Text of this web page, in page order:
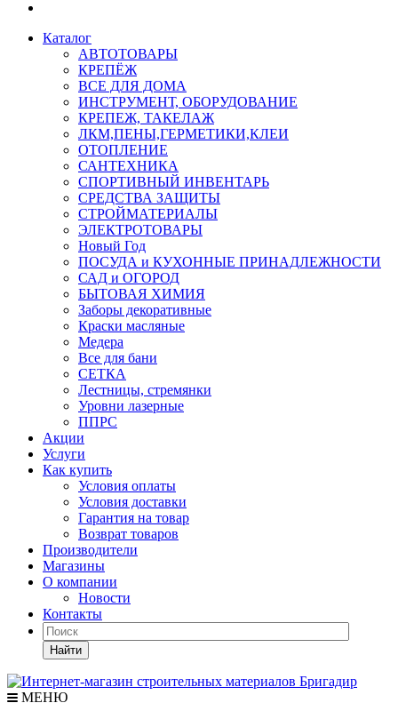
Каталог
АВТОТОВАРЫ
КРЕПЁЖ
ВСЕ ДЛЯ ДОМА
ИНСТРУМЕНТ, ОБОРУДОВАНИЕ
КРЕПЕЖ, ТАКЕЛАЖ
ЛКМ,ПЕНЫ,ГЕРМЕТИКИ,КЛЕИ
ОТОПЛЕНИЕ
САНТЕХНИКА
СПОРТИВНЫЙ ИНВЕНТАРЬ
СРЕДСТВА ЗАЩИТЫ
СТРОЙМАТЕРИАЛЫ
ЭЛЕКТРОТОВАРЫ
Новый Год
ПОСУДА и КУХОННЫЕ ПРИНАДЛЕЖНОСТИ
САД и ОГОРОД
БЫТОВАЯ ХИМИЯ
Заборы декоративные
Краски масляные
Медера
Все для бани
СЕТКА
Лестницы, стремянки
Уровни лазерные
ППРС
Акции
Услуги
Как купить
Условия оплаты
Условия доставки
Гарантия на товар
Возврат товаров
Производители
Магазины
О компании
Новости
Контакты
Найти
МЕНЮ